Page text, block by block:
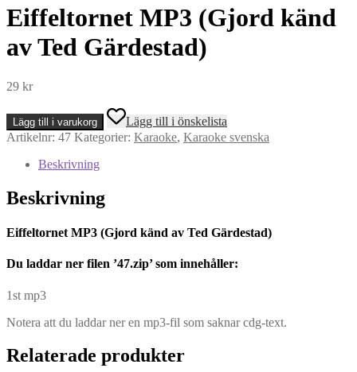
Eiffeltornet MP3 (Gjord känd
av Ted Gärdestad)
29 kr
Eiffeltornet
MP3
(Gjord
Gärdestad)
Lägg till i varukorg
Lägg till i önskelista
Artikelnr: 47 Kategorier: Karaoke, Karaoke svenska
Beskrivning
Beskrivning
Eiffeltornet MP3 (Gjord känd av Ted Gärdestad)
Du laddar ner filen ’47.zip’ som innehåller:
1st mp3
Notera att du laddar ner en mp3-fil som saknar cdg-text.
Relaterade produkter